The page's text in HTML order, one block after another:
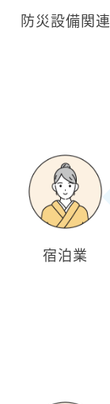
防災設備関連
宿泊業